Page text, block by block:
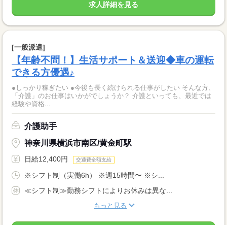
求人詳細を見る
[一般派遣]
【年齢不問！】生活サポート＆送迎◆車の運転
できる方優遇♪
●しっかり稼ぎたい ●今後も長く続けられる仕事がしたい そんな方、
「介護」のお仕事はいかがでしょうか？ 介護といっても、最近では
経験や資格...
介護助手
神奈川県横浜市南区/黄金町駅
日給12,400円 交通費全額支給
※シフト制（実働6h） ※週15時間〜 ※シ...
≪シフト制≫勤務シフトによりお休みは異な...
もっと見る